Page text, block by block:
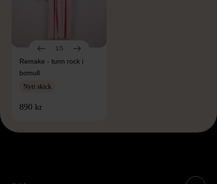
1/5
Remake - tunn rock i
bomull
Nytt skick
890 kr